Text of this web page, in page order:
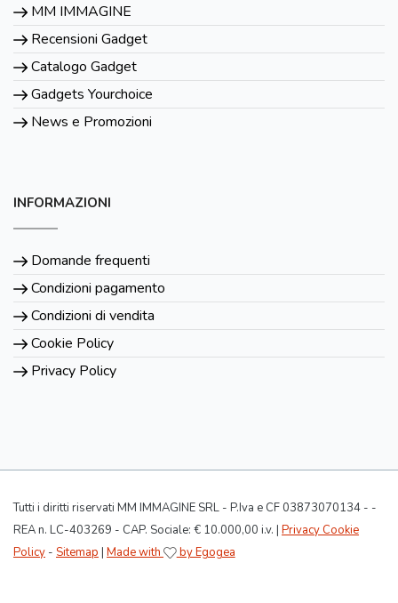
MM IMMAGINE
Recensioni Gadget
Catalogo Gadget
Gadgets Yourchoice
News e Promozioni
INFORMAZIONI
Domande frequenti
Condizioni pagamento
Condizioni di vendita
Cookie Policy
Privacy Policy
Tutti i diritti riservati MM IMMAGINE SRL - P.Iva e CF 03873070134 - -
REA n. LC-403269 - CAP. Sociale: € 10.000,00 i.v. | Privacy Cookie
Policy - Sitemap | Made with by Egogea